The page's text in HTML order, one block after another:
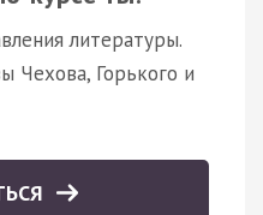
литературы.
Чехова, Горького и